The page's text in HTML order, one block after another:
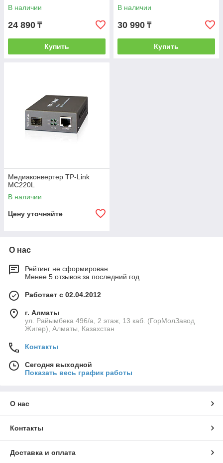
В наличии
24 890 ₸
Купить
В наличии
30 990 ₸
Купить
Медиаконвертер TP-Link
MC220L
В наличии
Цену уточняйте
О нас
Рейтинг не сформирован
Менее 5 отзывов за последний год
Работает с 02.04.2012
г. Алматы
ул. Райымбека 496/а, 2 этаж, 13 каб. (ГорМолЗавод
Жигер), Алматы, Казахстан
Контакты
Сегодня выходной
Показать весь график работы
О нас
Контакты
Доставка и оплата